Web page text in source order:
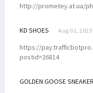
http://prometey.at.ua/
KD SHOES Aug 02,
https://
postid=26814
GOLDEN GOOSE